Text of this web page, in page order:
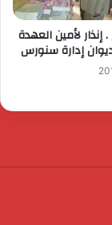
إنذار لأمين العهدة
إدارة سنورس